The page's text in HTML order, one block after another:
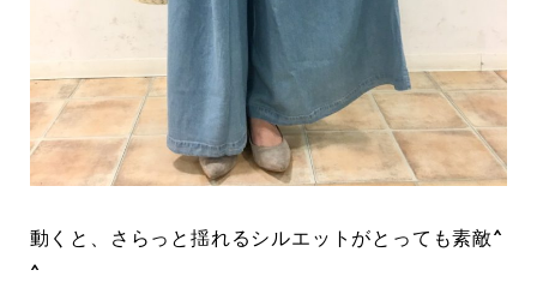
動くと、さらっと揺れるシルエットがとっても素敵^
^